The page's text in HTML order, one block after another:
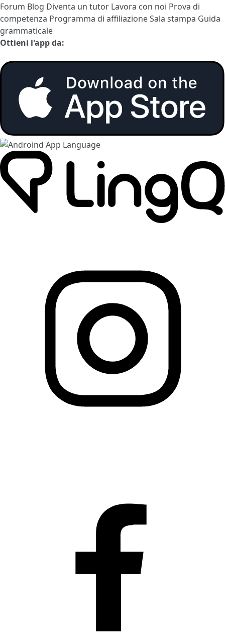
Forum Blog Diventa un tutor Lavora con noi Prova di
competenza Programma di affiliazioneSala stampa Guida
grammaticale
Ottieni l'app da: